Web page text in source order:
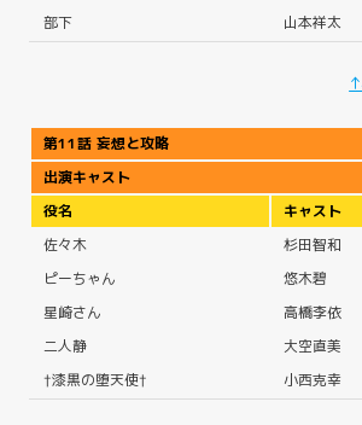
部下 山本祥太
第11話 妄想と攻略
出演キャスト
役名
キャスト
佐々木
杉田智和
ピーちゃん
悠木碧
星崎さん
高橋李依
二人静
大空直美
†漆黒の堕天使†
小西克幸